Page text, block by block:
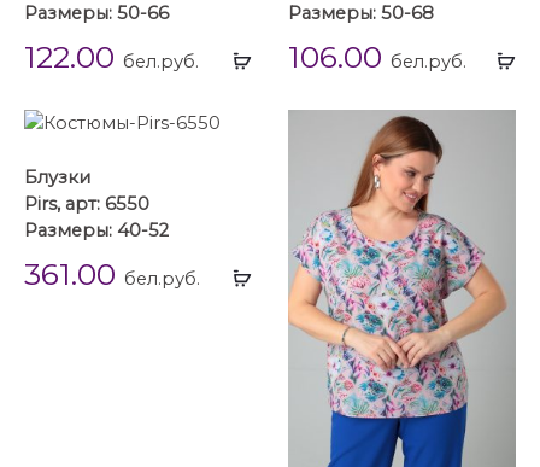
Выбрать
Размеры: 50-66
122.00 бел.руб.
Размеры: 50-68
106.00 бел.руб.
Выбрать
Блузки
Pirs, арт: 6550
Размеры: 40-52
361.00 бел.руб.